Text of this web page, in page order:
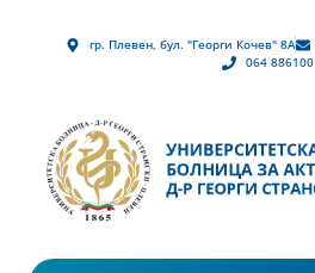
гр. Плевен, бул. "Георги Кочев" 8А
064 886100